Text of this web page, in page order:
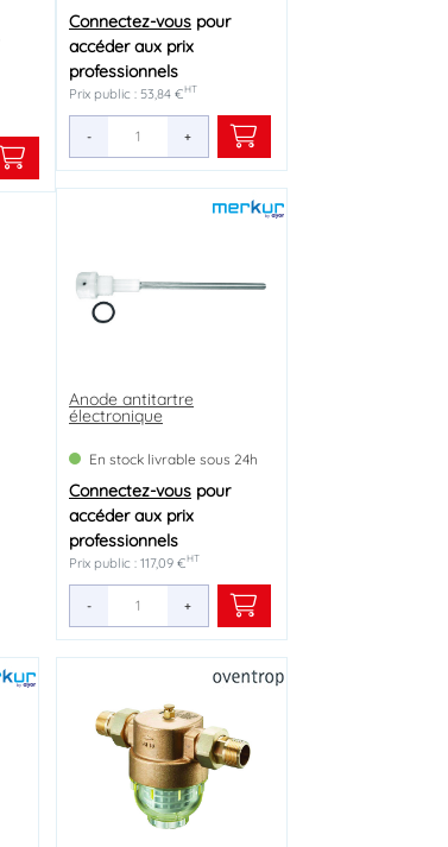
Connectez-vous pour
accéder aux prix
professionnels
Prix public : 53,84 €HT
- +
Anode antitartre
électronique
En stock livrable sous 24h
Connectez-vous pour
accéder aux prix
professionnels
Prix public : 117,09 €HT
- +